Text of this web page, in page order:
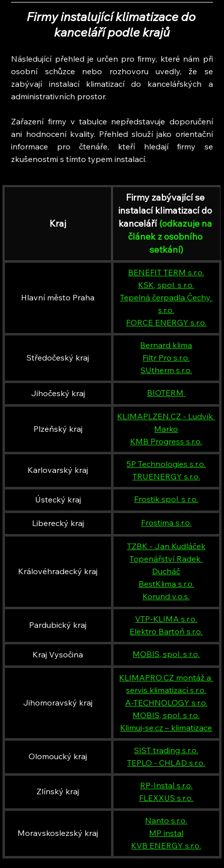
Firmy instalující klimatizace do
kanceláří podle krajů
Následující přehled je určen pro firmy, které nám při
osobní schůzce nebo rozhovoru uvedly, že se
zabývají instalací klimatizací do kancelářských a
administrativních prostor.
Zařazení firmy v tabulce nepředstavuje doporučení
ani hodnocení kvality. Přehled slouží jako orientační
informace pro čtenáře, kteří hledají firmy se
zkušenostmi s tímto typem instalací.
Kraj
Firmy zabývající se
instalací klimatizací do
kanceláří (odkazuje na
článek z osobního
setkání)
Hlavní město Praha
BENEFIT TERM s.r.o.
KSK, spol. s r.o.
Tepelná čerpadla Čechy
s.r.o.
FORCE ENERGY s.r.o.
Středočeský kraj
Bernard klima
Filtr Pro s.r.o.
SUtherm s.r.o.
Jihočeský kraj BIOTERM
Plzeňský kraj
KLIMAPLZEN.CZ - Ludvík
Marko
KMB Progress s.r.o.
Karlovarský kraj
5P Technologies s.r.o.
TRUENERGY s.r.o.
Ústecký kraj Frostik spol. s r.o.
Liberecký kraj Frostima s.r.o.
Královéhradecký kraj
TZBK - Jan Kudláček
Topenářství Radek
Ducháč
BestKlima s.r.o.
Korund v.o.s.
Pardubický kraj
VTP-KLIMA s.r.o.
Elektro Bartoň s.r.o.
Kraj Vysočina MOBIS, spol. s r.o.
Jihomoravský kraj
KLIMAPRO.CZ montáž a
servis klimatizací s.r.o.
A-TECHNOLOGY s.r.o.
MOBIS, spol. s r.o.
Klimuj-se.cz – klimatizace
Olomoucký kraj
SIST trading s.r.o.
TEPLO - CHLAD s.r.o.
Zlínský kraj
RP-Instal s.r.o.
FLEXXUS s.r.o.
Moravskoslezský kraj
Nanto s.r.o.
MP instal
KVB ENERGY s.r.o.